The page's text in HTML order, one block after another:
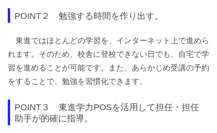
POINT２ 勉強する時間を作り出す。
東進ではほとんどの学習を、インターネット上で進めら
れます。そのため、校舎に登校できない日でも、自宅で学
習を進めることが可能です。また、あらかじめ受講の予約
をすることで、勉強を習慣化できます。
POINT３ 東進学力POSを活用して担任・担任
助手が的確に指導。